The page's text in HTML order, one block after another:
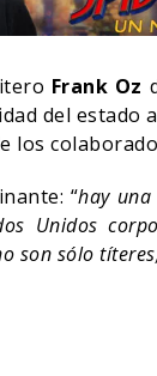
Frank Oz
del estado
los
“hay una
Unidos
son sólo